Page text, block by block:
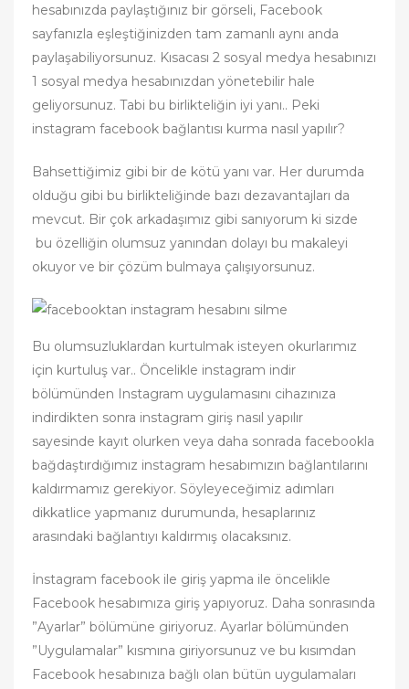
hesabınızda paylaştığınız bir görseli, Facebook
sayfanızla eşleştiğinizden tam zamanlı aynı anda
paylaşabiliyorsunuz. Kısacası 2 sosyal medya hesabınızı
1 sosyal medya hesabınızdan yönetebilir hale
geliyorsunuz. Tabi bu birlikteliğin iyi yanı.. Peki
instagram facebook bağlantısı kurma nasıl yapılır?
Bahsettiğimiz gibi bir de kötü yanı var. Her durumda
olduğu gibi bu birlikteliğinde bazı dezavantajları da
mevcut. Bir çok arkadaşımız gibi sanıyorum ki sizde
bu özelliğin olumsuz yanından dolayı bu makaleyi
okuyor ve bir çözüm bulmaya çalışıyorsunuz.
Bu olumsuzluklardan kurtulmak isteyen okurlarımız
için kurtuluş var.. Öncelikle instagram indir
bölümünden Instagram uygulamasını cihazınıza
indirdikten sonra instagram giriş nasıl yapılır
sayesinde kayıt olurken veya daha sonrada facebookla
bağdaştırdığımız instagram hesabımızın bağlantılarını
kaldırmamız gerekiyor. Söyleyeceğimiz adımları
dikkatlice yapmanız durumunda, hesaplarınız
arasındaki bağlantıyı kaldırmış olacaksınız.
İnstagram facebook ile giriş yapma ile öncelikle
Facebook hesabımıza giriş yapıyoruz. Daha sonrasında
”Ayarlar” bölümüne giriyoruz. Ayarlar bölümünden
”Uygulamalar” kısmına giriyorsunuz ve bu kısımdan
Facebook hesabınıza bağlı olan bütün uygulamaları